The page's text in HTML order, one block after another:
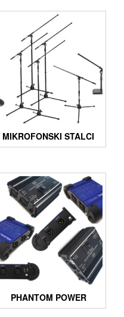
MIKROFONSKI STALCI
PHANTOM POWER